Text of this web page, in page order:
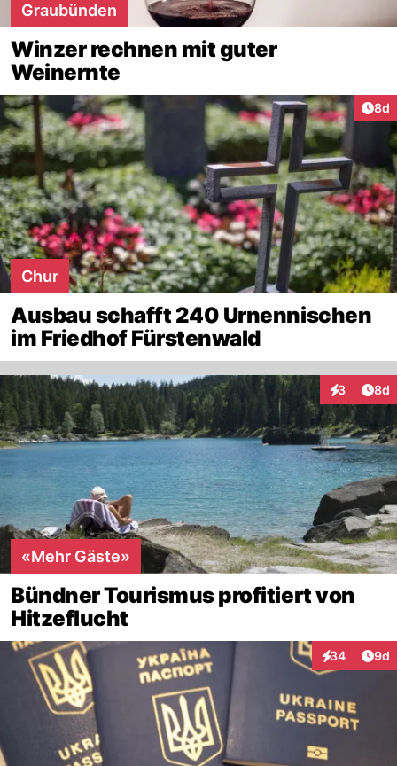
Graubünden
Winzer rechnen mit guter
Weinernte
8d
Chur
Ausbau schafft 240 Urnennischen
im Friedhof Fürstenwald
3 8d
«Mehr Gäste»
Bündner Tourismus profitiert von
Hitzeflucht
34
Interaktionen
9d